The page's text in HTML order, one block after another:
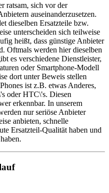
ratsam, sich vor der
auseinanderzusetzen.
dieselben Ersatzteile bzw.
unterscheiden sich teilweise
heißt, dass günstige Anbieter
Oftmals werden hier dieselben
es verschiedene Dienstleister,
oder Smartphone-Modell
dort unter Beweis stellen
ist z.B. etwas Anderes,
oder HTC\'s. Diesen
erkennbar. In unserem
nur seriöse Anbieter
anbieten, schnelle
Ersatzteil-Qualität haben und